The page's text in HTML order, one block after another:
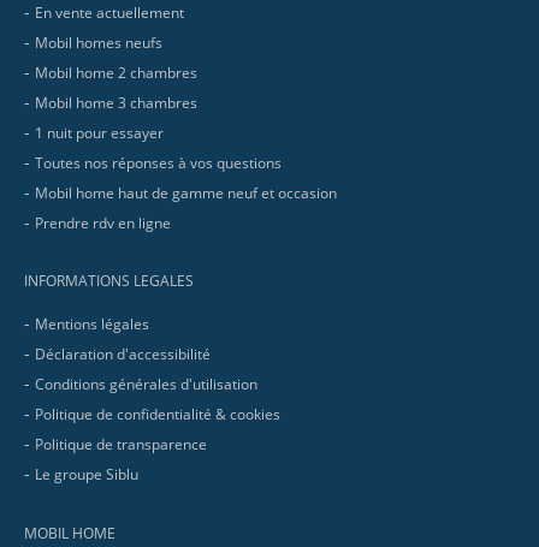
En vente actuellement
Mobil homes neufs
Mobil home 2 chambres
Mobil home 3 chambres
1 nuit pour essayer
Toutes nos réponses à vos questions
Mobil home haut de gamme neuf et occasion
Prendre rdv en ligne
INFORMATIONS LEGALES
Mentions légales
Déclaration d'accessibilité
Conditions générales d'utilisation
Politique de confidentialité & cookies
Politique de transparence
Le groupe Siblu
MOBIL HOME